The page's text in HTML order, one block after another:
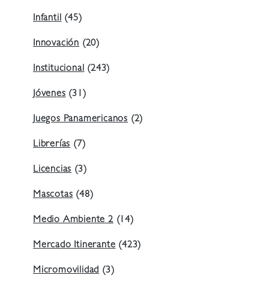
Infantil (45)
Innovación (20)
Institucional (243)
Jóvenes (31)
Juegos Panamericanos (2)
Librerías (7)
Licencias (3)
Mascotas (48)
Medio Ambiente 2(14)
Mercado Itinerante (423)
Micromovilidad (3)